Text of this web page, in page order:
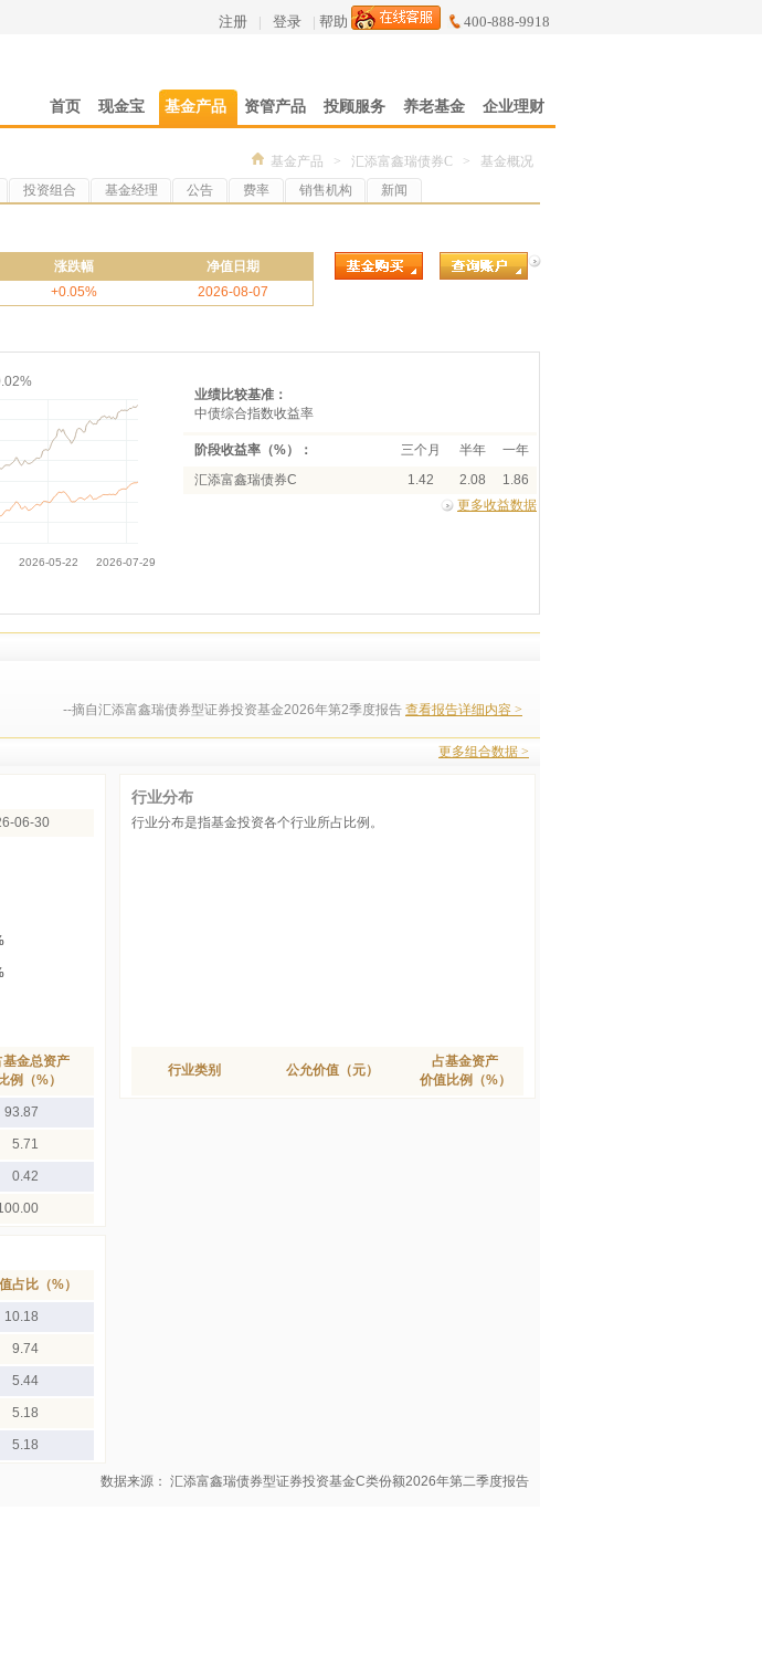
注册 | 登录 | 帮助 400-888-9918
首页 现金宝 基金产品 资管产品 投顾服务 养老基金 企业理财
基金产品 > 汇添富鑫瑞债券C > 基金概况
投资组合 基金经理 公告 费率 销售机构 新闻
涨跌幅
净值日期
+0.05% 2026-08-07
业绩比较基准：
中债综合指数收益率
阶段收益率（%）： 三个月 半年 一年
汇添富鑫瑞债券C 1.42 2.08
1.86
更多收益数据
--摘自汇添富鑫瑞债券型证券投资基金2026年第2季度报告 查看报告详细内容 >
更多组合数据 >
06-30
基金总资产
比例（%）
93.87
5.71
0.42
行业分布
行业分布是指基金投资各个行业所占比例。
行业类别 公允价值（元）
占基金资产
价值比例（%）
占比（%）
10.18
9.74
5.44
5.18
5.18
数据来源： 汇添富鑫瑞债券型证券投资基金C类份额2026年第二季度报告